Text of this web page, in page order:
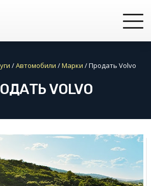
/Автомобили /Марки /Продать Volvo
VOLVO